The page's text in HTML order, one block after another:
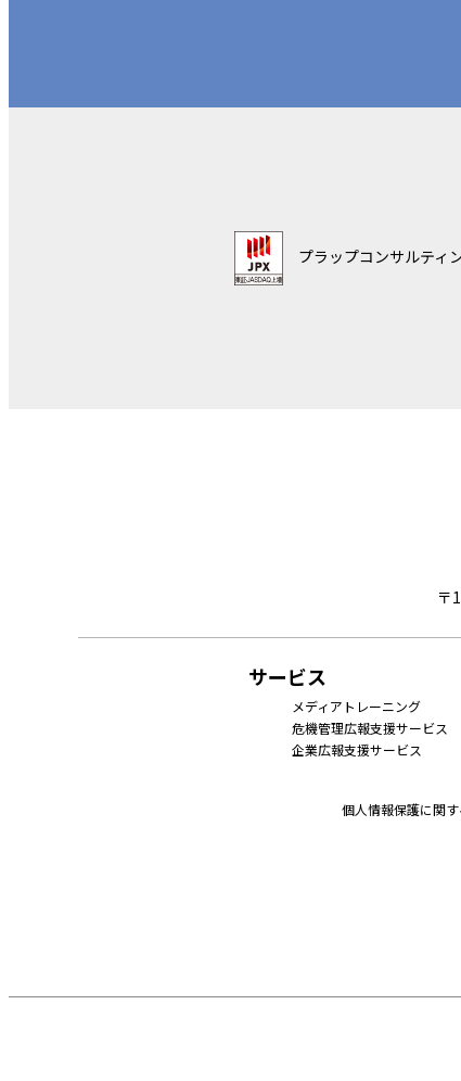
プラップコンサルティ
〒
サービス
メディアトレーニング
危機管理広報支援サービス
企業広報支援サービス
個人情報保護に関